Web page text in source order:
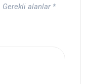
Gerekli alanlar *